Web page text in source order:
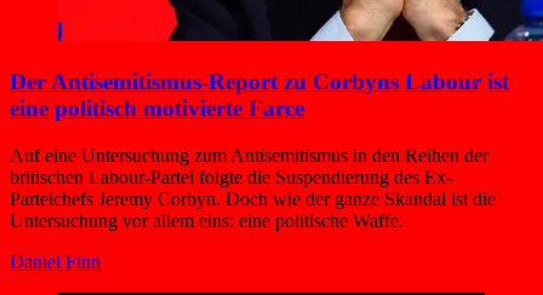
Der Antisemitismus-Report zu Corbyns Labour ist
eine politisch motivierte Farce
Auf eine Untersuchung zum Antisemitismus in den Reihen der
britischen Labour-Partei folgte die Suspendierung des Ex-
Parteichefs Jeremy Corbyn. Doch wie der ganze Skandal ist die
Untersuchung vor allem eins: eine politische Waffe.
Daniel Finn